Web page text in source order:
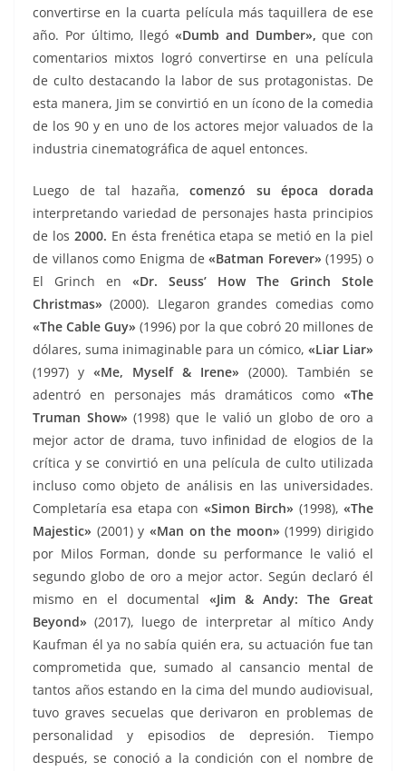
convertirse en la cuarta película más taquillera de ese
año. Por último, llegó «Dumb and Dumber», que con
comentarios mixtos logró convertirse en una película
de culto destacando la labor de sus protagonistas. De
esta manera, Jim se convirtió en un ícono de la comedia
de los 90 y en uno de los actores mejor valuados de la
industria cinematográfica de aquel entonces.
Luego de tal hazaña,comenzó su época dorada
interpretando variedad de personajes hasta principios
de los 2000. En ésta frenética etapa se metió en la piel
de villanos como Enigma de«Batman Forever» (1995) o
El Grinch en «Dr. Seuss’ How The Grinch Stole
Christmas» (2000). Llegaron grandes comedias como
«The Cable Guy» (1996) por la que cobró 20 millones de
dólares, suma inimaginable para un cómico, «Liar Liar»
(1997) y «Me, Myself & Irene» (2000). También se
adentró en personajes más dramáticos como «The
Truman Show» (1998) que le valió un globo de oro a
mejor actor de drama, tuvo infinidad de elogios de la
crítica y se convirtió en una película de culto utilizada
incluso como objeto de análisis en las universidades.
Completaría esa etapa con «Simon Birch» (1998),«The
Majestic» (2001) y «Man on the moon» (1999) dirigido
por Milos Forman, donde su performance le valió el
segundo globo de oro a mejor actor. Según declaró él
mismo en el documental «Jim & Andy: The Great
Beyond» (2017), luego de interpretar al mítico Andy
Kaufman él ya no sabía quién era, su actuación fue tan
comprometida que, sumado al cansancio mental de
tantos años estando en la cima del mundo audiovisual,
tuvo graves secuelas que derivaron en problemas de
personalidad y episodios de depresión. Tiempo
después, se conoció a la condición con el nombre de